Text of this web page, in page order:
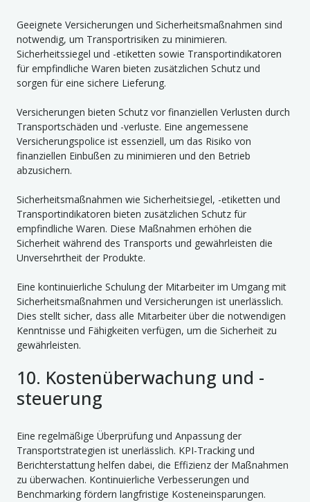
Geeignete Versicherungen und Sicherheitsmaßnahmen sind
notwendig, um Transportrisiken zu minimieren.
Sicherheitssiegel und -etiketten sowie Transportindikatoren
für empfindliche Waren bieten zusätzlichen Schutz und
sorgen für eine sichere Lieferung.
Versicherungen bieten Schutz vor finanziellen Verlusten durch
Transportschäden und -verluste. Eine angemessene
Versicherungspolice ist essenziell, um das Risiko von
finanziellen Einbußen zu minimieren und den Betrieb
abzusichern.
Sicherheitsmaßnahmen wie Sicherheitsiegel, -etiketten und
Transportindikatoren bieten zusätzlichen Schutz für
empfindliche Waren. Diese Maßnahmen erhöhen die
Sicherheit während des Transports und gewährleisten die
Unversehrtheit der Produkte.
Eine kontinuierliche Schulung der Mitarbeiter im Umgang mit
Sicherheitsmaßnahmen und Versicherungen ist unerlässlich.
Dies stellt sicher, dass alle Mitarbeiter über die notwendigen
Kenntnisse und Fähigkeiten verfügen, um die Sicherheit zu
gewährleisten.
10. Kostenüberwachung und -
steuerung
Eine regelmäßige Überprüfung und Anpassung der
Transportstrategien ist unerlässlich. KPI-Tracking und
Berichterstattung helfen dabei, die Effizienz der Maßnahmen
zu überwachen. Kontinuierliche Verbesserungen und
Benchmarking fördern langfristige Kosteneinsparungen.